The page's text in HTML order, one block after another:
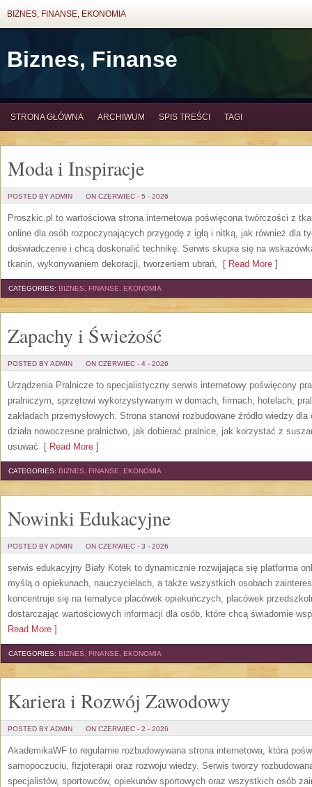
BIZNES, FINANSE, EKONOMIA
Biznes, Finanse
STRONA GŁÓWNA ARCHIWUM SPIS TREŚCI TAGI
Moda i Inspiracje
POSTED BY ADMIN ON CZERWIEC - 5 - 2026
Proszkic.pl to wartościowa strona internetowa poświęcona twórczości z
online dla osób rozpoczynających przygodę z igłą i nitką, jak również dla
doświadczenie i chcą doskonalić technikę. Serwis skupia się na
tkanin, wykonywaniem dekoracji, tworzeniem ubrań, [ Read More ]
CATEGORIES: BIZNES, FINANSE, EKONOMIA
Zapachy i Świeżość
POSTED BY ADMIN ON CZERWIEC - 4 - 2026
Urządzenia Pralnicze to specjalistyczny serwis internetowy poświęcony
pralniczym, sprzętowi wykorzystywanym w domach, firmach, hotelach,
zakładach przemysłowych. Strona stanowi rozbudowane źródło wiedzy
działa nowoczesne pralnictwo, jak dobierać pralnice, jak korzystać z
usuwać [ Read More ]
CATEGORIES: BIZNES, FINANSE, EKONOMIA
Nowinki Edukacyjne
POSTED BY ADMIN ON CZERWIEC - 3 - 2026
serwis edukacyjny Biały Kotek to dynamicznie rozwijająca się platforma
myślą o opiekunach, nauczycielach, a także wszystkich osobach
koncentruje się na tematyce placówek opiekuńczych, placówek
dostarczając wartościowych informacji dla osób, które chcą świadomie
Read More ]
CATEGORIES: BIZNES, FINANSE, EKONOMIA
Kariera i Rozwój Zawodowy
POSTED BY ADMIN ON CZERWIEC - 2 - 2026
AkademikaWF to regularnie rozbudowywana strona internetowa, która
samopoczuciu, fizjoterapii oraz rozwoju wiedzy. Serwis tworzy
specjalistów, sportowców, opiekunów sportowych oraz wszystkich osób